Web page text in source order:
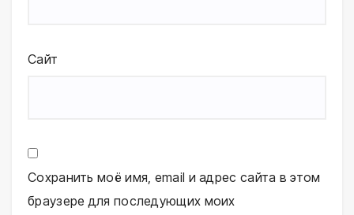
Сайт
Сохранить моё имя, email и адрес сайта в этом
браузере для последующих моих